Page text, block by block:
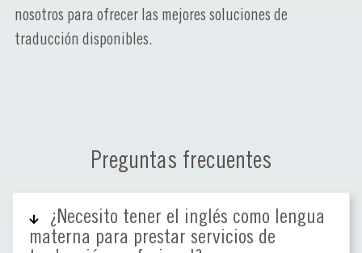
nosotros para ofrecer las mejores soluciones de
traducción disponibles.
Preguntas frecuentes
¿Necesito tener el inglés como lengua
materna para prestar servicios de